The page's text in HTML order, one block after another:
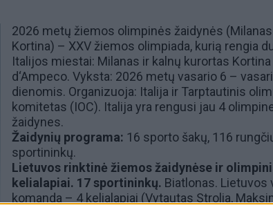
2026 metų žiemos olimpinės žaidynės
Kortina) – XXV žiemos olimpiada, kurią rengia
Italijos miestai: Milanas ir kalnų kurortas Kortina
d‘Ampeco. Vyksta: 2026 metų vasario 6 –
dienomis. Organizuoja: Italija ir Tarptautinis
komitetas (IOC). Italija yra rengusi jau 4
žaidynes.
Žaidynių programa: 16 sporto šakų, 116
sportininkų.
Lietuvos rinktinė žiemos žaidynėse ir
kelialapiai. 17 sportininkų. Biatlonas. Lietuvos
komanda – 4 kelialapiai (Vytautas Strolia,